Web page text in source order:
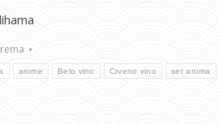
arome Belo vino Crveno vino set aroma